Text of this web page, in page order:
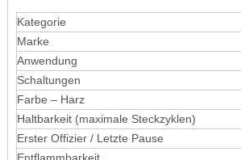
Kategorie
Marke
Anwendung
Schaltungen
Farbe – Harz
Haltbarkeit (maximale Steckzyklen)
Erster Offizier / Letzte Pause